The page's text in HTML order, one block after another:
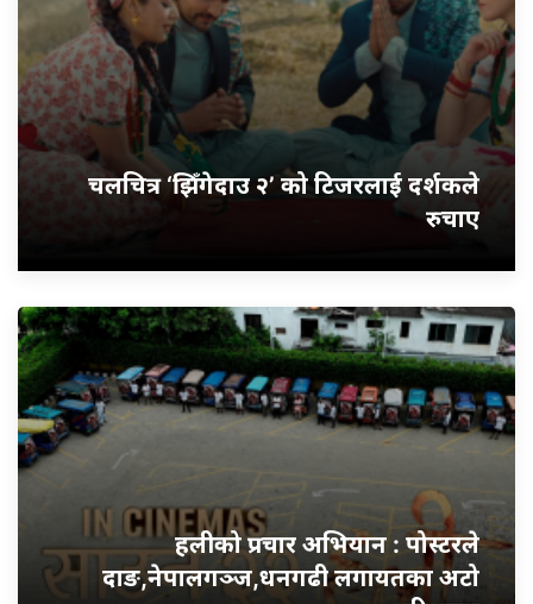
चलचित्र ‘झिँगेदाउ २’ को टिजरलाई दर्शकले
रुचाए
हलीको प्रचार अभियान : पोस्टरले
दाङ,नेपालगञ्ज,धनगढी लगायतका अटो